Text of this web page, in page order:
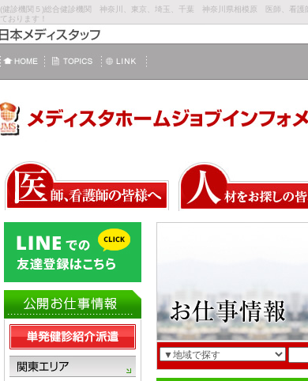
(健診機関５)総合健診機関 神奈川、東京、埼玉、千葉 神奈川県相模原 医師、看護
ております！